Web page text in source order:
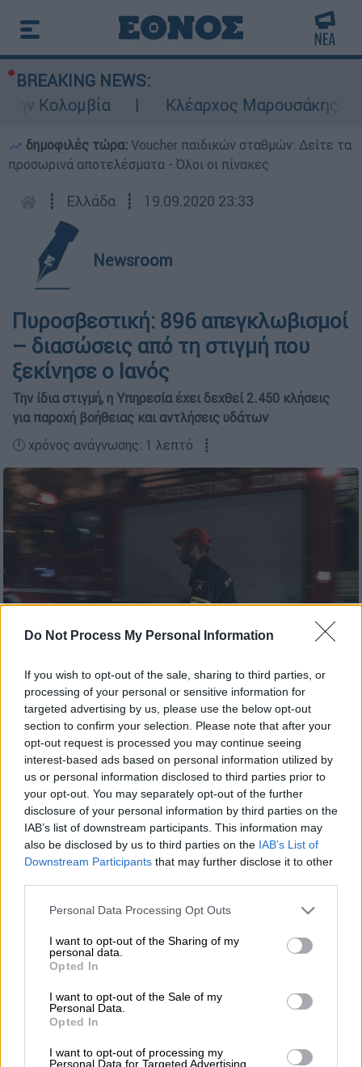
Do Not Process My Personal Information
If you wish to opt-out of the sale, sharing to third parties, or
processing of your personal or sensitive information for
targeted advertising by us, please use the below opt-out
section to confirm your selection. Please note that after your
opt-out request is processed you may continue seeing
interest-based ads based on personal information utilized by
us or personal information disclosed to third parties prior to
your opt-out. You may separately opt-out of the further
disclosure of your personal information by third parties on the
IAB’s list of downstream participants. This information may
also be disclosed by us to third parties on the IAB’s List of
Downstream Participants that may further disclose it to other
Please note that this website/app uses one or more Google
not limited to your visit or usage behaviour. You may click to
grant or deny consent to Google and its third-party tags to
use your data for below specified purposes in below Google
consent section.
Personal Data Processing Opt Outs
I want to opt-out of the Sharing of my
personal data.
Opted In
I want to opt-out of the Sale of my
Personal Data.
Opted In
I want to opt-out of processing my
Personal Data for Targeted Advertising.
BREAKING NEWS:
Κολομβία
Κλέαρχος Μαρουσάκης:
δημοφιλές τώρα: Voucher παιδικών σταθμών: Δείτε τα
προσωρινά αποτελέσματα - Όλοι οι πίνακες
┋ Ελλάδα ┋ 19.09.2020 23:33
Newsroom
Πυροσβεστική: 896 απεγκλωβισμοί
– διασώσεις από τη στιγμή που
ξεκίνησε ο Ιανός
Την ίδια στιγμή, η Υπηρεσία έχει δεχθεί 2.450 κλήσεις
για παροχή βοήθειας και αντλήσεις υδάτων
🕛 χρόνος ανάγνωσης: 1 λεπτό ┋
(eurokinissi/ φωτογραφία αρχείου)
Προσθέστε το ΕΘΝΟΣ στη Google
Λόγω των επικίνδυνων καιρικών
φαινομένων που έφερε οΙανόςπου
βρίσκονται σε εξέλιξη σε διάφορες
περιοχές της Ελλάδας, ηΠυροσβεστική
Υπηρεσίαέχει δεχθεί 2.450 κλήσεις για
παροχή βοήθειας και αντλήσεις υδάτων, ενώ
έχουν πραγματοποιηθεί μέχρι αργά το βράδυ
Στη Μαγνησία, τα Φάρσαλα, την Καρδίτσα, το
και τους Σοφάδες οι Πυροσβεστικές
Υπηρεσίες έχουν δεχθεί 815 κλήσεις και
μέχρι τώρα έχουν πραγματοποιηθεί
727